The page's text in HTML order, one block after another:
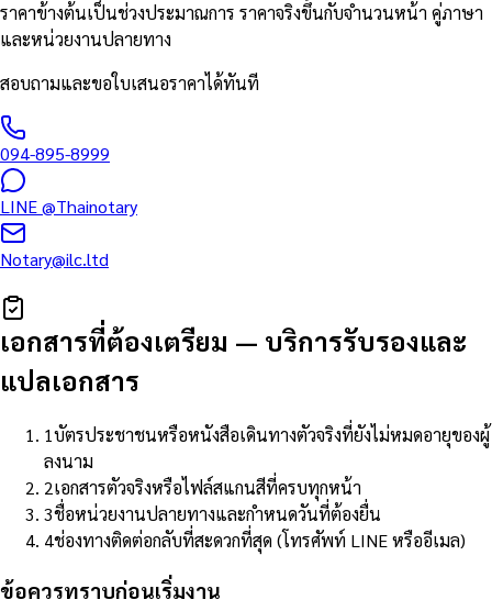
ราคาข้างต้นเป็นช่วงประมาณการ ราคาจริงขึ้นกับจำนวนหน้า คู่ภาษา
และหน่วยงานปลายทาง
สอบถามและขอใบเสนอราคาได้ทันที
094-895-8999
LINE@Thainotary
Notary@ilc.ltd
เอกสารที่ต้องเตรียม — บริการรับรองและ
แปลเอกสาร
1บัตรประชาชนหรือหนังสือเดินทางตัวจริงที่ยังไม่หมดอายุของผู้
ลงนาม
2เอกสารตัวจริงหรือไฟล์สแกนสีที่ครบทุกหน้า
3ชื่อหน่วยงานปลายทางและกำหนดวันที่ต้องยื่น
4ช่องทางติดต่อกลับที่สะดวกที่สุด (โทรศัพท์ LINE หรืออีเมล)
ข้อควรทราบก่อนเริ่มงาน